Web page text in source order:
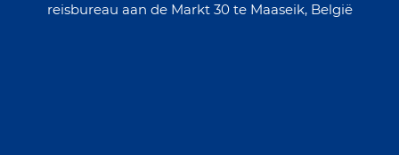
reisbureau aan de Markt 30 te Maaseik, België